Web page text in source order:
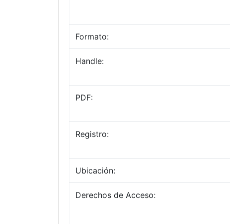
Formato:
Handle:
PDF:
Registro:
Ubicación:
Derechos de Acceso: